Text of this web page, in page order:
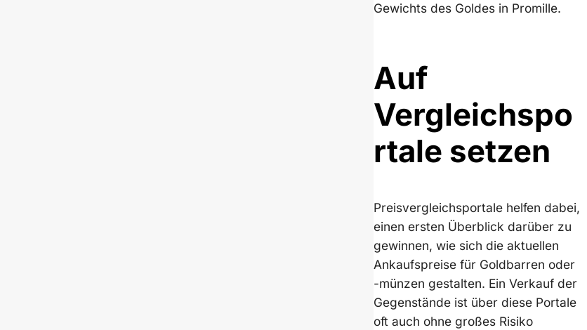
Gewichts des Goldes in Promille.
Auf
Vergleichspo
rtale setzen
Preisvergleichsportale helfen dabei,
einen ersten Überblick darüber zu
gewinnen, wie sich die aktuellen
Ankaufspreise für Goldbarren oder
-münzen gestalten. Ein Verkauf der
Gegenstände ist über diese Portale
oft auch ohne großes Risiko